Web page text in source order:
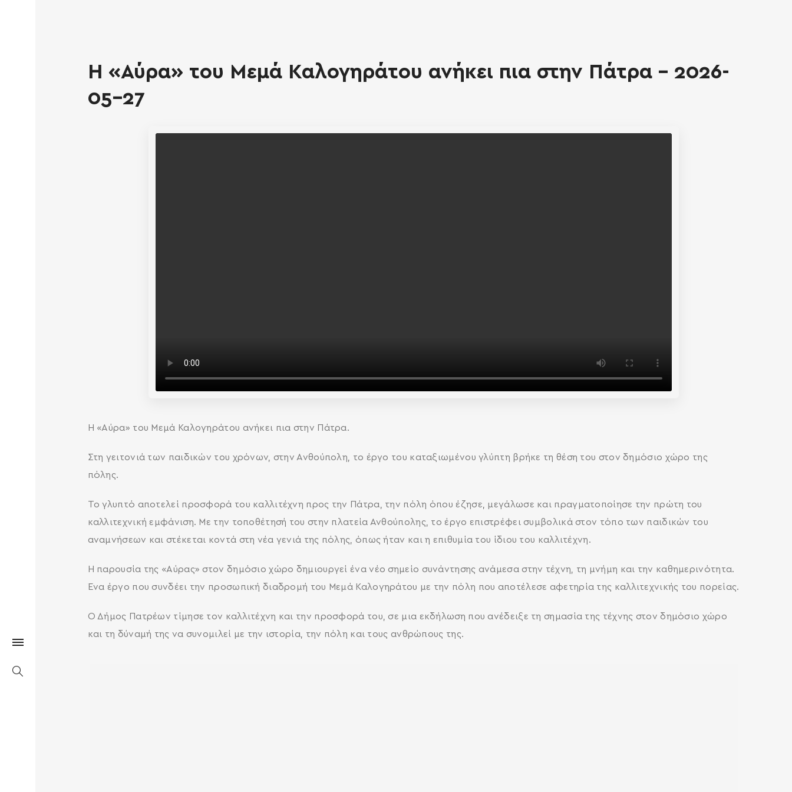
Η «Αύρα» του Μεμά Καλογηράτου ανήκει πια στην Πάτρα - 2026-
05-27
Η «Αύρα» του Μεμά Καλογηράτου ανήκει πια στην Πάτρα.
Στη γειτονιά των παιδικών του χρόνων, στην Ανθούπολη, το έργο του καταξιωμένου γλύπτη βρήκε τη θέση του στον δημόσιο χώρο της
πόλης.
Το γλυπτό αποτελεί προσφορά του καλλιτέχνη προς την Πάτρα, την πόλη όπου έζησε, μεγάλωσε και πραγματοποίησε την πρώτη του
καλλιτεχνική εμφάνιση. Με την τοποθέτησή του στην πλατεία Ανθούπολης, το έργο επιστρέφει συμβολικά στον τόπο των παιδικών του
αναμνήσεων και στέκεται κοντά στη νέα γενιά της πόλης, όπως ήταν και η επιθυμία του ίδιου του καλλιτέχνη.
Η παρουσία της «Αύρας» στον δημόσιο χώρο δημιουργεί ένα νέο σημείο συνάντησης ανάμεσα στην τέχνη, τη μνήμη και την καθημερινότητα.
Ένα έργο που συνδέει την προσωπική διαδρομή του Μεμά Καλογηράτου με την πόλη που αποτέλεσε αφετηρία της καλλιτεχνικής του πορείας.
Ο Δήμος Πατρέων τίμησε τον καλλιτέχνη και την προσφορά του, σε μια εκδήλωση που ανέδειξε τη σημασία της τέχνης στον δημόσιο χώρο
και τη δύναμή της να συνομιλεί με την ιστορία, την πόλη και τους ανθρώπους της.